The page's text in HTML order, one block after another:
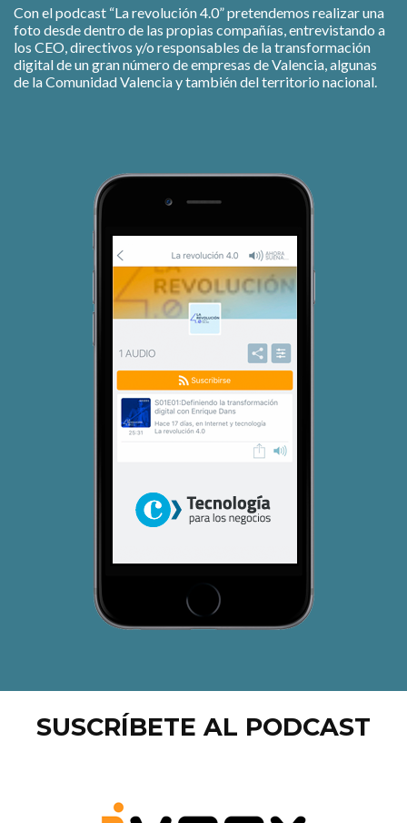
Con el podcast “La revolución 4.0” pretendemos realizar una
foto desde dentro de las propias compañías, entrevistando a
los CEO, directivos y/o responsables de la transformación
digital de un gran número de empresas de Valencia, algunas
de la Comunidad Valencia y también del territorio nacional.
SUSCRÍBETE AL PODCAST